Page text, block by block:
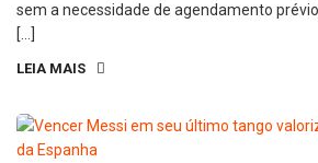
sem a necessidade de agendamento
[…]
LEIA MAIS